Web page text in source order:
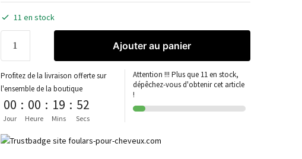
11 en stock
Ajouter au panier
Profitez de la livraison offerte sur
l'ensemble de la boutique
00
Jour
: 00
Heure
: 19
Mins
: 52
Secs
Attention !!! Plus que 11 en stock,
dépêchez-vous d'obtenir cet article
!